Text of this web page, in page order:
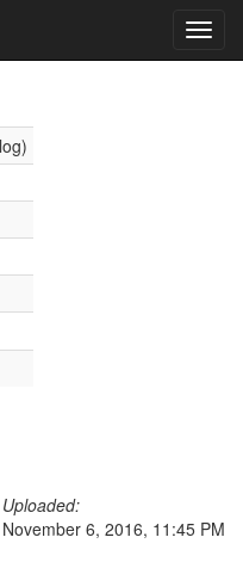
Uploaded:
November 6, 2016, 11:45 PM